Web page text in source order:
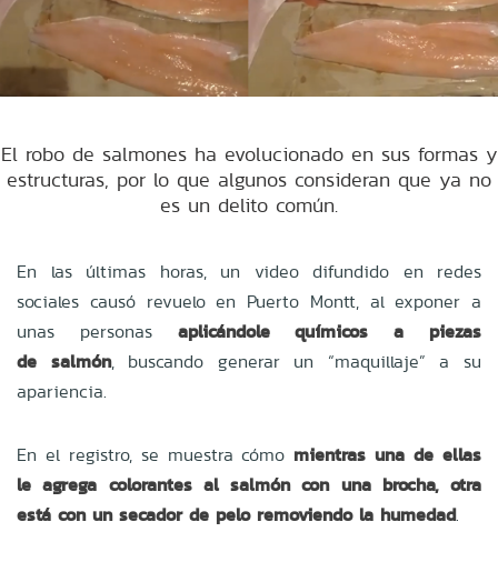
El robo de salmones ha evolucionado en sus formas y
estructuras, por lo que algunos consideran que ya no
es un delito común.
En las últimas horas, un video difundido en redes
sociales causó revuelo en Puerto Montt, al exponer a
unas personas
aplicándole químicos a piezas
de salmón, buscando generar un “maquillaje” a su
apariencia.
En el registro, se muestra cómo mientras una de ellas
le agrega colorantes al salmón con una brocha, otra
está con un secador de pelo removiendo la humedad.